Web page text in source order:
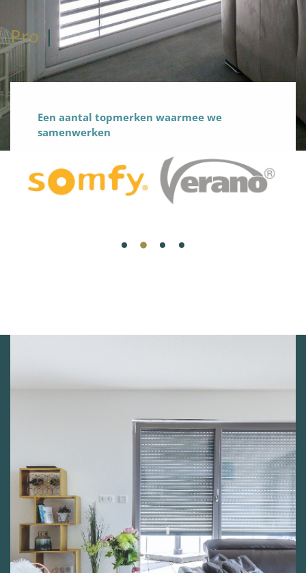
Pro fteam|
Een aantal topmerken waarmee we
samenwerken